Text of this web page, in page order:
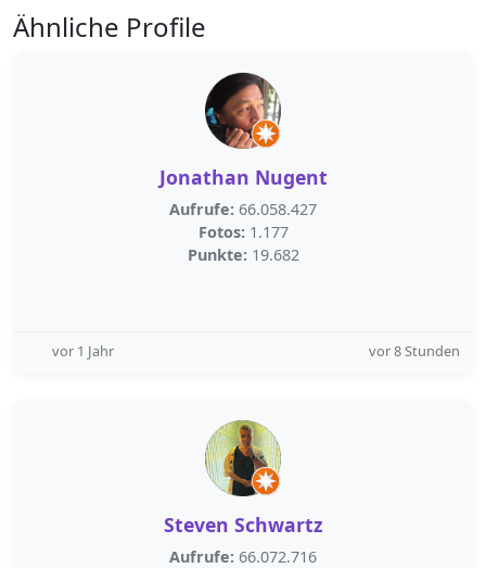
Ähnliche Profile
Jonathan Nugent
Aufrufe: 66.058.427
Fotos: 1.177
Punkte: 19.682
vor 1 Jahr vor 8 Stunden
Steven Schwartz
Aufrufe: 66.072.716